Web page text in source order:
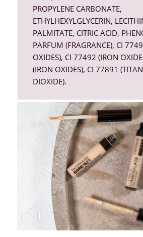
PROPYLENE CARBONATE,
ETHYLHEXYLGLYCERIN,
PALMITATE, CITRIC ACID,
PARFUM (FRAGRANCE), CI
OXIDES), CI 77492 (IRON
(IRON OXIDES), CI 77891
DIOXIDE).